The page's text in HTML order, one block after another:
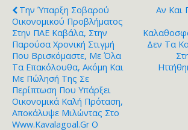
Την Ύπαρξη Σοβαρού
Οικονομικού Προβλήματος
Στην ΠΑΕ Καβάλα, Στην
Παρούσα Χρονική Στιγμή
Που Βρισκόμαστε, Με Όλα
Τα Επακόλουθα, Ακόμη Και
Με Πώλησή Της Σε
Περίπτωση Που Υπάρξει
Οικονομικά Καλή Πρόταση,
Αποκάλυψε Μιλώντας Στο
Www.kavalagoal.gr Ο
Αν Και
Δεν Τα